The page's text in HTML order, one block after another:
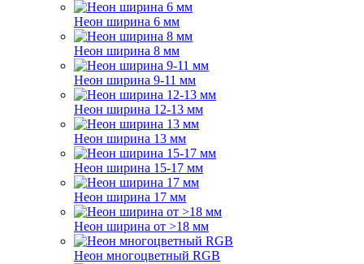
Неон ширина 6 мм
Неон ширина 8 мм
Неон ширина 9-11 мм
Неон ширина 12-13 мм
Неон ширина 13 мм
Неон ширина 15-17 мм
Неон ширина 17 мм
Неон ширина от >18 мм
Неон многоцветный RGB